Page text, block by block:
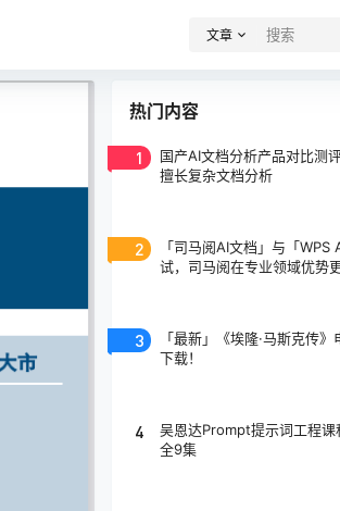
文章
热门内容
1
国产AI文档分析产品对比测
擅长复杂文档分析
2
「司马阅AI文档」与「WPS
试，司马阅在专业领域优势
3
「最新」《埃隆·马斯克传
下载！
4
吴恩达Prompt提示词工程
全9集